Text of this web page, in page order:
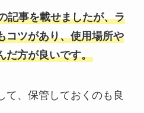
記事を載せましたが、ラ
コツがあり、使用場所や
だ方が良いです。
て、保管しておくのも良